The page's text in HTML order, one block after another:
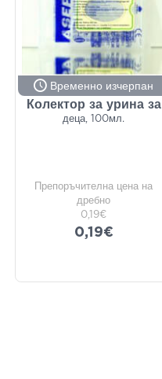
Временно изчерпан
Колектор за урина за
деца, 100мл.
Препоръчителна цена на
дребно
0,19€
0,19€